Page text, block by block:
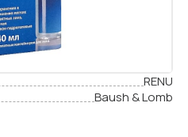
RENU
Baush & Lomb